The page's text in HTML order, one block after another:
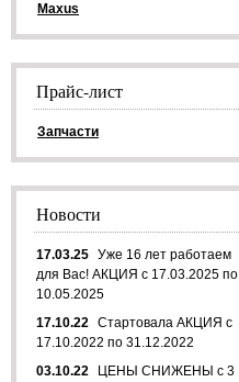
Maxus
Прайс-лист
Запчасти
Новости
17.03.25 Уже 16 лет работаем
для Вас! АКЦИЯ с 17.03.2025 по
10.05.2025
17.10.22 Стартовала АКЦИЯ с
17.10.2022 по 31.12.2022
03.10.22
ЦЕНЫ СНИЖЕНЫ с 3